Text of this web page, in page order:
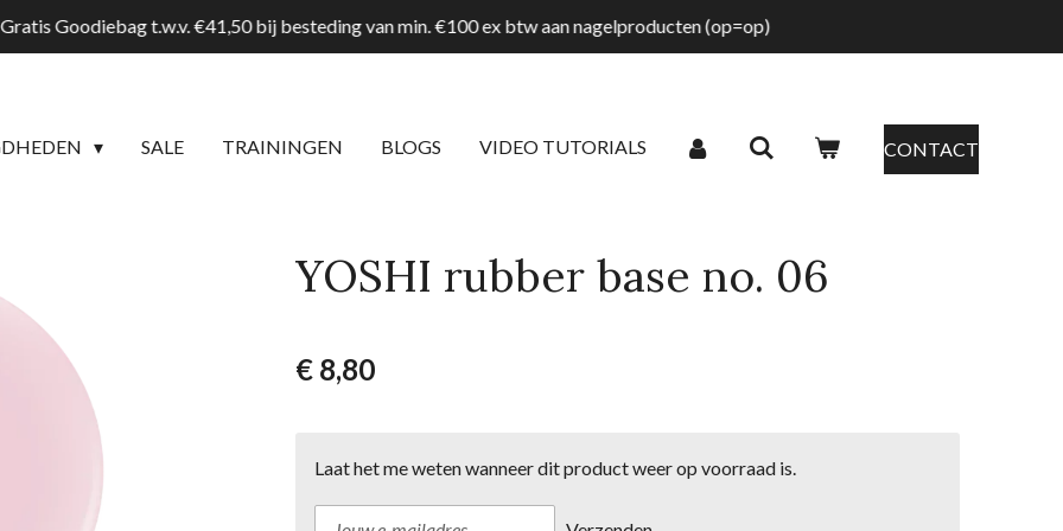
Goodiebag t.w.v. €41,50 bij besteding van min. €100 ex btw aan nagelproducten (op=op)
SALE TRAININGEN BLOGS VIDEO TUTORIALS CONTACT
YOSHI rubber base no. 06
€ 8,80
Laat het me weten wanneer dit product weer op voorraad is.